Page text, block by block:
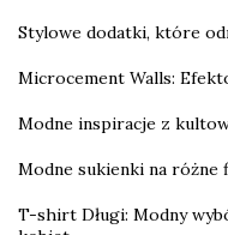
Stylowe dodatki, które
Microcement Walls:
Modne inspiracje z
Modne sukienki na różne
T-shirt Długi: Modny